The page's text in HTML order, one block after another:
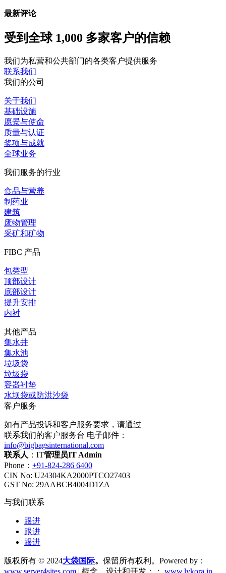
最新评论
受到全球 1,000 多家客户的信赖
我们为私营和公共部门的各类客户提供服务
联系我们
我们的公司
关于我们
基础设施
愿景与使命
质量与认证
奖项与成就
全球业务
我们服务的行业
食品与营养
制药业
建筑
废物管理
采矿和矿物
FIBC 产品
包类型
顶部设计
底部设计
提升安排
内衬
其他产品
集水井
集水池
垃圾袋
垃圾袋
容器衬垫
水坝袋或防洪沙袋
客户服务
如有产品投诉和客户服务要求，请通过
联系我们的客户服务台 电子邮件：
info@bigbagsinternational.com
联系人 ：IT管理员IT Admin
Phone： +91-824-286 6400
CIN No: U24304KA2000PTCO27403
GST No: 29AABCB4004D1ZA
与我们联系
跟进
跟进
跟进
版权所有 © 2024大袋国际。 保留所有权利。Powered by：
www.server4sites.com | 概念、设计和开发：： www.lykora.in